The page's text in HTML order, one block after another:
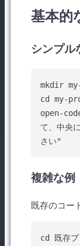
基本的
シンプル
mkdir
cd my-
open-
て、中央
複雑な例
既存のコー
cd 既存プ